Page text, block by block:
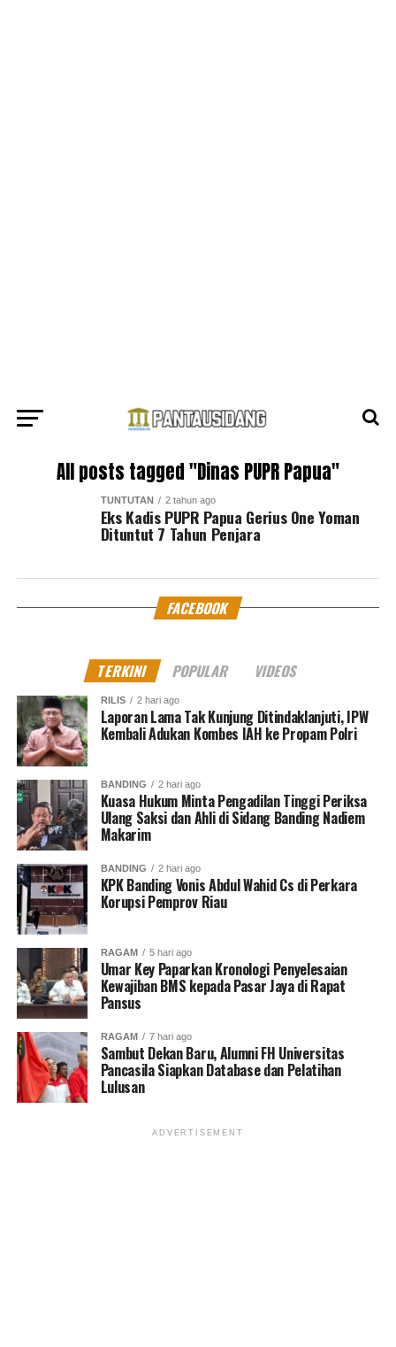
All posts tagged "Dinas PUPR Papua"
TUNTUTAN 2 tahun ago
Eks Kadis PUPR Papua Gerius One Yoman
Dituntut 7 Tahun Penjara
FACEBOOK
TERKINI POPULAR VIDEOS
RILIS 2 hari ago
Laporan Lama Tak Kunjung Ditindaklanjuti, IPW
Kembali Adukan Kombes IAH ke Propam Polri
BANDING 2 hari ago
Kuasa Hukum Minta Pengadilan Tinggi Periksa
Ulang Saksi dan Ahli di Sidang Banding Nadiem
Makarim
BANDING 2 hari ago
KPK Banding Vonis Abdul Wahid Cs di Perkara
Korupsi Pemprov Riau
RAGAM 5 hari ago
Umar Key Paparkan Kronologi Penyelesaian
Kewajiban BMS kepada Pasar Jaya di Rapat
Pansus
RAGAM 7 hari ago
Sambut Dekan Baru, Alumni FH Universitas
Pancasila Siapkan Database dan Pelatihan
Lulusan
ADVERTISEMENT